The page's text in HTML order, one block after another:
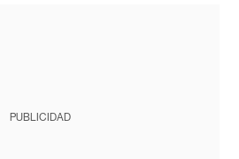
PUBLICIDAD